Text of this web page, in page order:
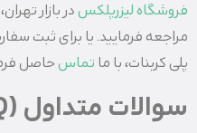
فروشگاه لیزرپلکسدر بازار
مراجعه فرمایید. یا برای ثبت
پلی کربنات، با ما تماسحاصل
سوالات متداول (FAQ)